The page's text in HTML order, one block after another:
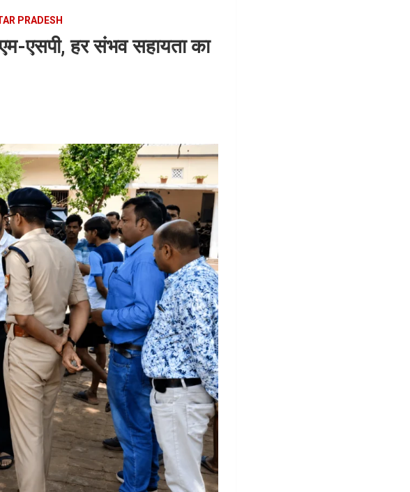
PRADESH
एसपी, हर संभव सहायता का